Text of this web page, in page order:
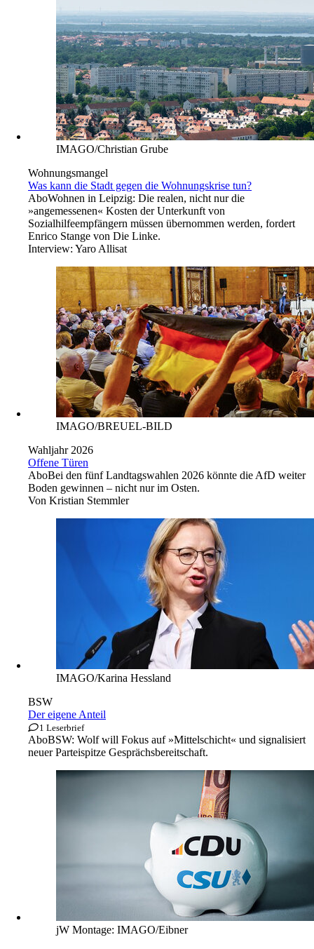
IMAGO/Christian Grube
Wohnungsmangel
Was kann die Stadt gegen die Wohnungskrise tun?
AboWohnen in Leipzig: Die realen, nicht nur die
»angemessenen« Kosten der Unterkunft von
Sozialhilfeempfängern müssen übernommen werden, fordert
Enrico Stange von Die Linke.
Interview: Yaro Allisat
IMAGO/BREUEL-BILD
Wahljahr 2026
Offene Türen
AboBei den fünf Landtagswahlen 2026 könnte die AfD weiter
Boden gewinnen – nicht nur im Osten.
Von Kristian Stemmler
IMAGO/Karina Hessland
BSW
Der eigene Anteil
1 Leserbrief
AboBSW: Wolf will Fokus auf »Mittelschicht« und signalisiert
neuer Parteispitze Gesprächsbereitschaft.
jW Montage: IMAGO/Eibner